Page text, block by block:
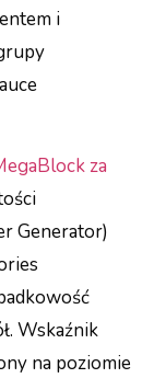
i
za
Generator)
Wskaźnik
na poziomie